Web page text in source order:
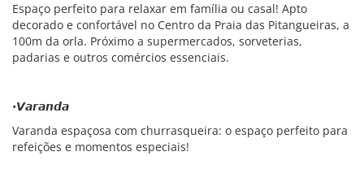
Espaço perfeito para relaxar em família ou casal! Apto
decorado e confortável no Centro da Praia das Pitangueiras, a
100m da orla. Próximo a supermercados, sorveterias,
padarias e outros comércios essenciais.
•𝙑𝙖𝙧𝙖𝙣𝙙𝙖
Varanda espaçosa com churrasqueira: o espaço perfeito para
refeições e momentos especiais!